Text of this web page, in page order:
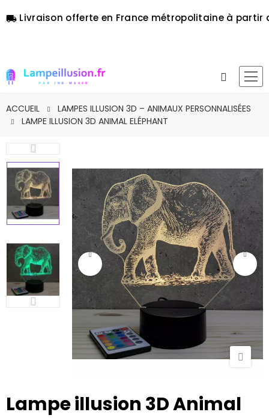
local_shipping Livraison offerte en France métropolitaine à partir
ACCUEIL
LAMPES ILLUSION 3D – ANIMAUX PERSONNALISÉES
LAMPE ILLUSION 3D ANIMAL ELÉPHANT
Lampe illusion 3D Animal